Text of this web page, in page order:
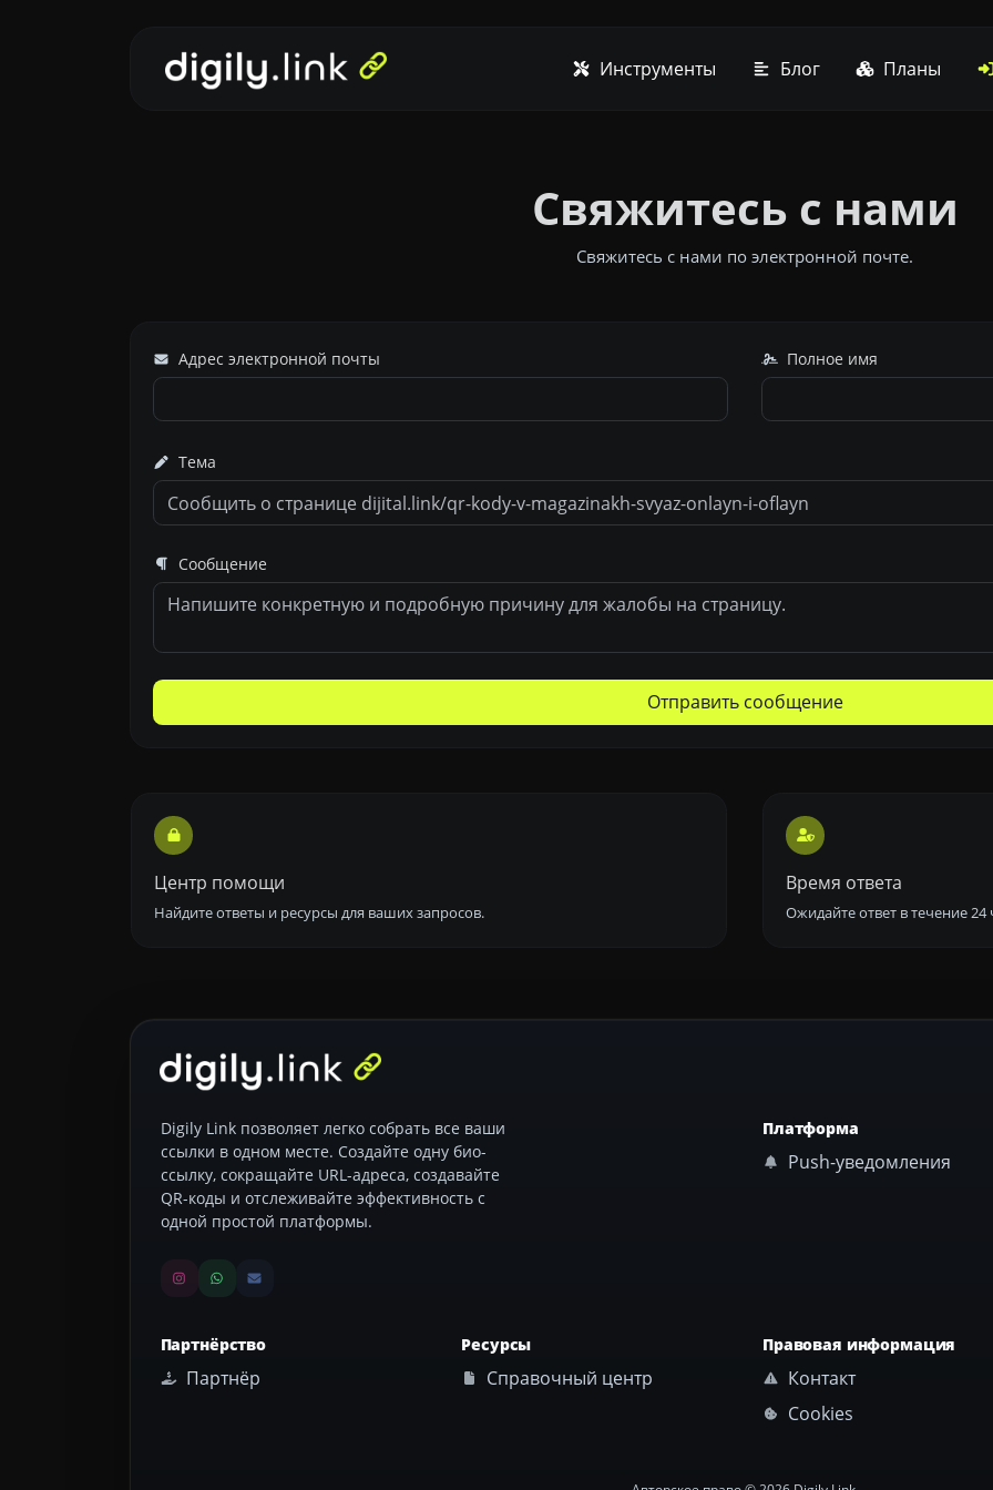
Инструменты Блог Планы
Свяжитесь с нами
Свяжитесь с нами по электронной почте.
Адрес электронной почты Полное имя
Тема
Сообщение
Отправить сообщение
Центр помощи
Найдите ответы и ресурсы для ваших запросов.
Время ответа
Ожидайте ответ в течение 24
Digily Link позволяет легко собрать все ваши
ссылки в одном месте. Создайте одну био-
ссылку, сокращайте URL-адреса, создавайте
QR-коды и отслеживайте эффективность с
одной простой платформы.
Платформа
Push-уведомления
Партнёрство
Партнёр
Ресурсы
Справочный центр
Правовая информация
Контакт
Cookies